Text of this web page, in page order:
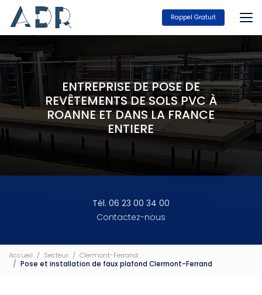
contenu
principal
Rappel Gratuit
ENTREPRISE DE POSE DE
REVÊTEMENTS DE SOLS PVC À
ROANNE ET DANS LA FRANCE
ENTIERE
Tél. 06 23 00 34 00
Contactez-nous
Accueil Secteur
Clermont-Ferrand
Pose et installation de faux plafond Clermont-Ferrand